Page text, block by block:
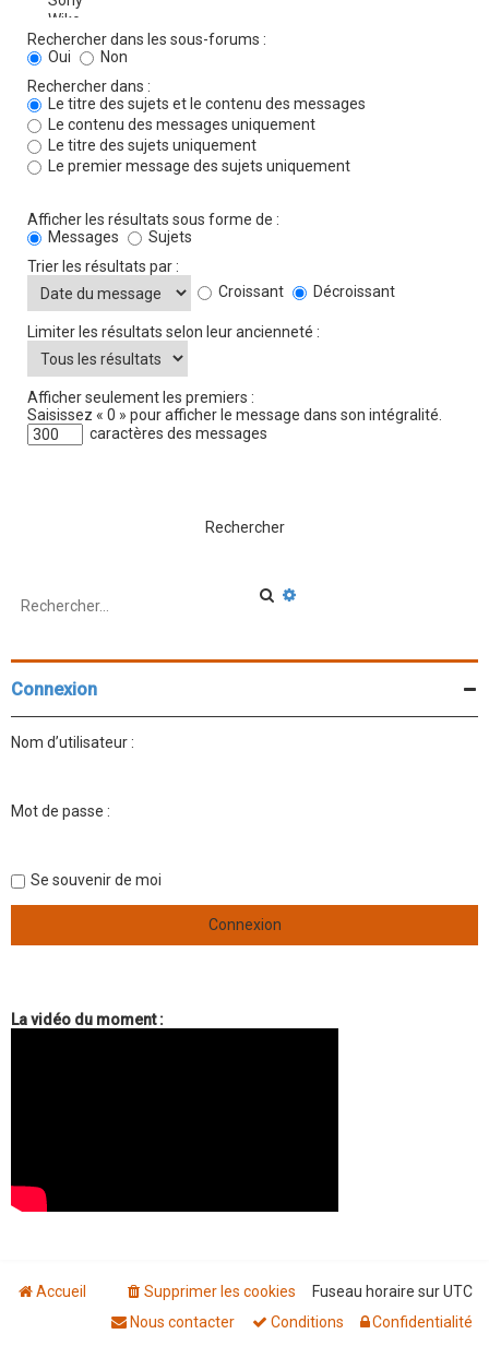
Rechercher dans les sous-forums :
Oui
Non
Rechercher dans :
Le titre des sujets et le contenu des messages
Le contenu des messages uniquement
Le titre des sujets uniquement
Le premier message des sujets uniquement
Afficher les résultats sous forme de :
Messages
Sujets
Trier les résultats par :
Croissant
Décroissant
Limiter les résultats selon leur ancienneté :
Afficher seulement les premiers :
Saisissez « 0 » pour afficher le message dans son intégralité.
caractères des messages
R
e
h
e
h
Connexion
Nom d’utilisateur :
Mot de passe :
Se souvenir de moi
La vidéo du moment :
Accueil Fuseau horaire surUTC
Supprimer les cookies
Confidentialité
Conditions
Nous contacter